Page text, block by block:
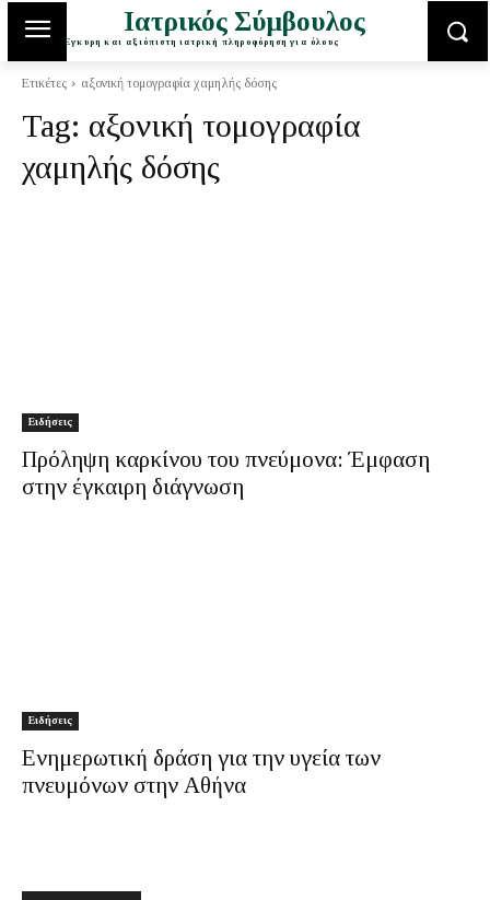
Ιατρικός Σύμβουλος
Έγκυρη και αξιόπιστη ιατρική πληροφόρηση για όλους
Ετικέτες αξονική τομογραφία χαμηλής δόσης
Tag: αξονική τομογραφία
χαμηλής δόσης
Ειδήσεις
Πρόληψη καρκίνου του πνεύμονα: Έμφαση
στην έγκαιρη διάγνωση
Ειδήσεις
Ενημερωτική δράση για την υγεία των
πνευμόνων στην Αθήνα